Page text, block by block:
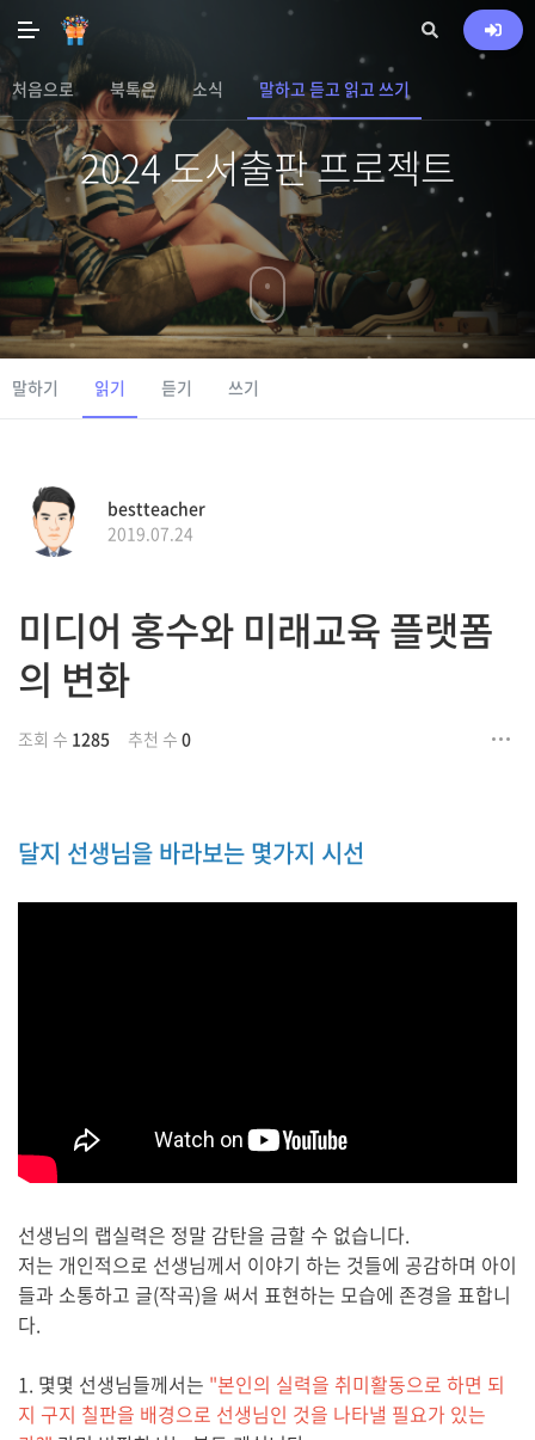
처음으로 북톡은 소식 말하고 듣고 읽고 쓰기
2024 도서출판 프로젝트
말하기 읽기 듣기 쓰기
bestteacher
2019.07.24
미디어 홍수와 미래교육 플랫폼
의 변화
조회 수 1285 추천 수 0
달지 선생님을 바라보는 몇가지 시선
선생님의 랩실력은 정말 감탄을 금할 수 없습니다.
저는 개인적으로 선생님께서 이야기 하는 것들에 공감하며 아이
들과 소통하고 글(작곡)을 써서 표현하는 모습에 존경을 표합니
다.
1. 몇몇 선생님들께서는 "본인의 실력을 취미활동으로 하면 되
지 구지 칠판을 배경으로 선생님인 것을 나타낼 필요가 있는